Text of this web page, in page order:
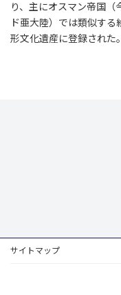
り、主にオスマン帝国
ド亜大陸）では類似す
形文化遺産に登録された。
サイトマップ